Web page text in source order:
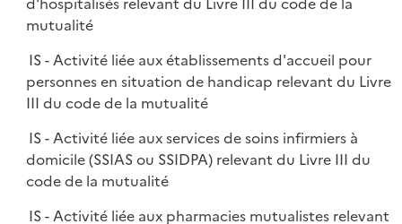
mutualité
IS - Activité liée aux établissements d'accueil pour
personnes en situation de handicap relevant du Livre
III du code de la mutualité
IS - Activité liée aux services de soins infirmiers à
domicile (SSIAS ou SSIDPA) relevant du Livre III du
code de la mutualité
IS - Activité liée aux pharmacies mutualistes relevant